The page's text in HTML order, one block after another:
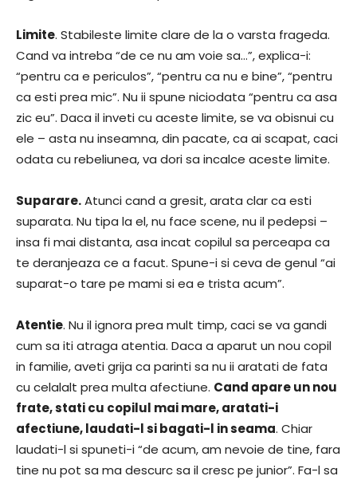
Limite. Stabileste limite clare de la o varsta frageda.
Cand va intreba “de ce nu am voie sa…”, explica-i:
“pentru ca e periculos”, “pentru ca nu e bine”, “pentru
ca esti prea mic”. Nu ii spune niciodata “pentru ca asa
zic eu”. Daca il inveti cu aceste limite, se va obisnui cu
ele – asta nu inseamna, din pacate, ca ai scapat, caci
odata cu rebeliunea, va dori sa incalce aceste limite.
Suparare.Atunci cand a gresit, arata clar ca esti
suparata. Nu tipa la el, nu face scene, nu il pedepsi –
insa fi mai distanta, asa incat copilul sa perceapa ca
te deranjeaza ce a facut. Spune-i si ceva de genul “ai
suparat-o tare pe mami si ea e trista acum”.
Atentie. Nu il ignora prea mult timp, caci se va gandi
cum sa iti atraga atentia. Daca a aparut un nou copil
in familie, aveti grija ca parinti sa nu ii aratati de fata
cu celalalt prea multa afectiune. Cand apare un nou
frate, stati cu copilul mai mare, aratati-i
afectiune, laudati-l si bagati-l in seama. Chiar
laudati-l si spuneti-i “de acum, am nevoie de tine, fara
tine nu pot sa ma descurc sa il cresc pe junior”. Fa-l sa